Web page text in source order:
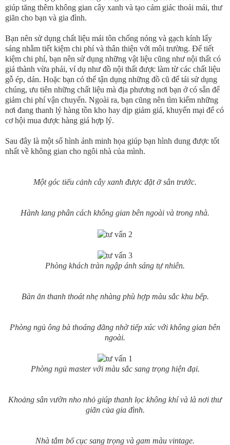
giúp tăng thêm không gian cây xanh và tạo cảm giác thoải mái, thư
giãn cho bạn và gia đình.
Bạn nên sử dụng chất liệu mái tôn chống nóng và gạch kính lấy
sáng nhằm tiết kiệm chi phí và thân thiện với môi trường. Để tiết
kiệm chi phí, bạn nên sử dụng những vật liệu cũng như nội thất có
giá thành vừa phải, ví dụ như đồ nội thất được làm từ các chất liệu
gỗ ép, dán. Hoặc bạn có thể tận dụng những đồ cũ để tái sử dụng
chúng, ưu tiên những chất liệu mà địa phương nơi bạn ở có sẵn để
giảm chi phí vận chuyển. Ngoài ra, bạn cũng nên tìm kiếm những
nơi đang thanh lý hàng tồn kho hay dịp giảm giá, khuyến mại để có
cơ hội mua được hàng giá hợp lý.
Sau đây là một số hình ảnh minh họa giúp bạn hình dung được tốt
nhất về không gian cho ngôi nhà của mình.
Một góc tiểu cảnh cây xanh được đặt ở sân trước.
Hành lang phân cách không gian bên ngoài và trong nhà.
Phòng khách tràn ngập ánh sáng tự nhiên.
Bàn ăn thanh thoát nhẹ nhàng phù hợp màu sắc khu bếp.
Phòng ngủ ông bà thoáng đãng nhờ tiếp xúc với không gian bên
ngoài.
Phòng ngủ master với màu sắc sang trọng hiện đại.
Khoảng sân vườn nho nhỏ giúp thanh lọc không khí và là nơi thư
giãn của gia đình.
Nhà tắm bố cục sang trọng và gam màu vintage.